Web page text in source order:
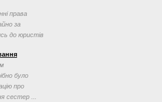
права
за
до юристів
було
про
сестер ...